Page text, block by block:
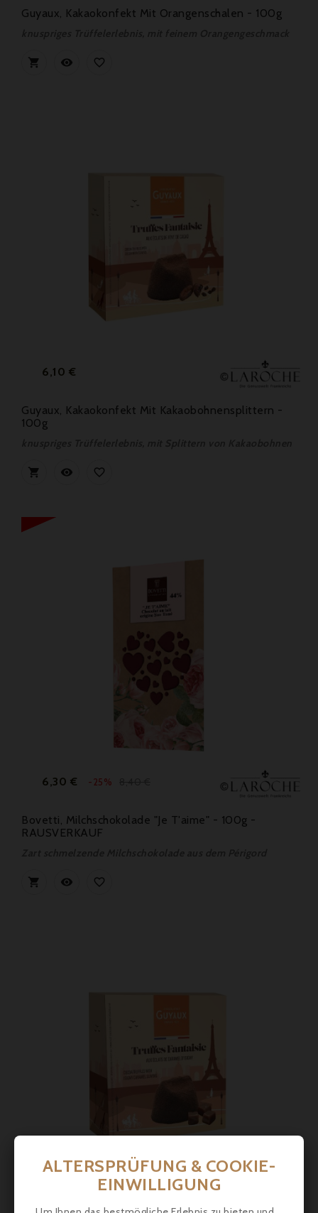
Guyaux, Kakaokonfekt Mit Orangenschalen - 100g
  
Preis
6,10 €
Guyaux, Kakaokonfekt Mit Kakaobohnensplittern -
100g
  
Preis
6,30 € -25%
Bovetti, Milchschokolade "Je T'aime" - 100g -
RAUSVERKAUF
  
ALTERSPRÜFUNG & COOKIE-
EINWILLIGUNG